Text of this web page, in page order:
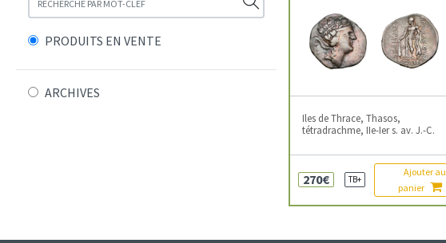
PRODUITS EN VENTE
ARCHIVES
Iles de Thrace, Thasos,
tétradrachme, IIe-Ier s. av. J.-C.
270€ TB+
Ajouter au
panier